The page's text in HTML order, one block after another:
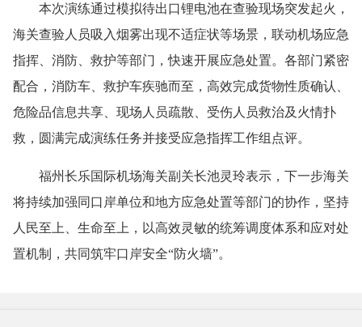
本次演练通过模拟待出口锂电池在查验现场突发起火，
海关查验人员吸入烟雾出现不适症状等场景，联动机场应急
指挥、消防、救护等部门，快速开展应急处置。各部门紧密
配合，消防车、救护车疾驰而至，高效完成货物性质确认、
危险品信息共享、现场人员疏散、受伤人员救治及火情扑
救，圆满完成演练任务并接受应急指挥工作组点评。
福州长乐国际机场海关副关长池灵玲表示，下一步海关
将持续加强同口岸单位和地方应急处置等部门的协作，坚持
人民至上、生命至上，以高效灵敏的统筹调度体系和应对处
置机制，共同筑牢口岸安全“防火墙”。